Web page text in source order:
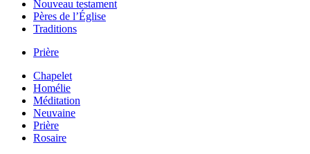
Nouveau testament
Pères de l’Église
Traditions
Prière
Chapelet
Homélie
Méditation
Neuvaine
Prière
Rosaire